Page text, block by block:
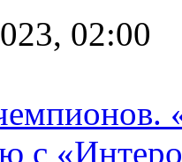
02:00
с